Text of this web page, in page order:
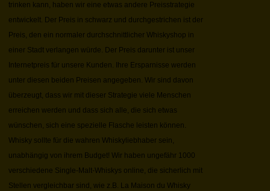
trinken kann, haben wir eine etwas andere Preisstrategie
entwickelt. Der Preis in schwarz und durchgestrichen ist der
Preis, den ein normaler durchschnittlicher Whiskyshop in
einer Stadt verlangen würde. Der Preis darunter ist unser
Internetpreis für unsere Kunden. Ihre Ersparnisse werden
unter diesen beiden Preisen angegeben. Wir sind davon
überzeugt, dass wir mit dieser Strategie viele Menschen
erreichen werden und dass sich alle, die sich etwas
wünschen, sich eine spezielle Flasche leisten können.
Whisky sollte für die wahren Whiskyliebhaber sein,
unabhängig von ihrem Budget! Wir haben ungefähr 1000
verschiedene Single-Malt-Whiskys online, die sicherlich mit
Stellen vergleichbar sind, wie z.B. La Maison du Whisky